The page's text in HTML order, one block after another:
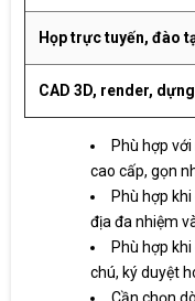
Họp trực tuyến, đào
CAD 3D, render,
Phù hợp
cao cấp, gọn
Phù hợp
địa đa nhiệm
Phù hợp
chú, ký duyệt